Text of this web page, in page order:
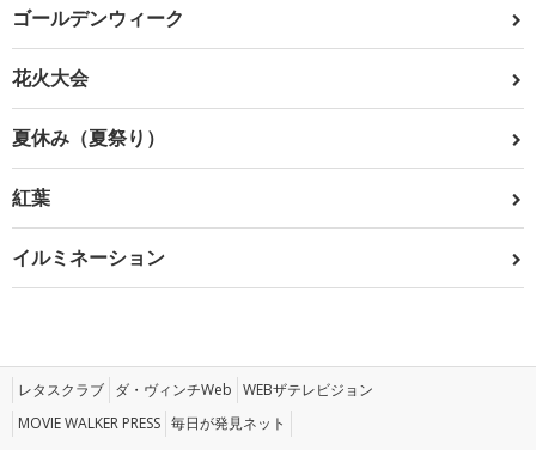
ゴールデンウィーク
花火大会
夏休み（夏祭り）
紅葉
イルミネーション
レタスクラブ ダ・ヴィンチWeb WEBザテレビジョン
MOVIE WALKER PRESS 毎日が発見ネット